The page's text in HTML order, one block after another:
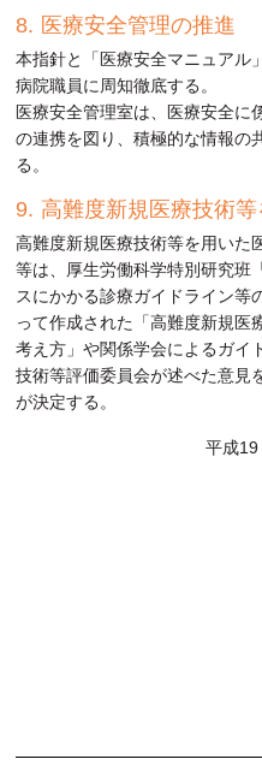
医療安全管理の推進
本指針と「医療安全マニュアル
病院職員に周知徹底する。
医療安全管理室は、医療安全に
の連携を図り、積極的な情報の
る。
高難度新規医療技術
高難度新規医療技術等を用いた
等は、厚生労働科学特別研究班
スにかかる診療ガイドライン等
って作成された「高難度新規医
考え方」や関係学会によるガイ
技術等評価委員会が述べた意見
が決定する。
平成